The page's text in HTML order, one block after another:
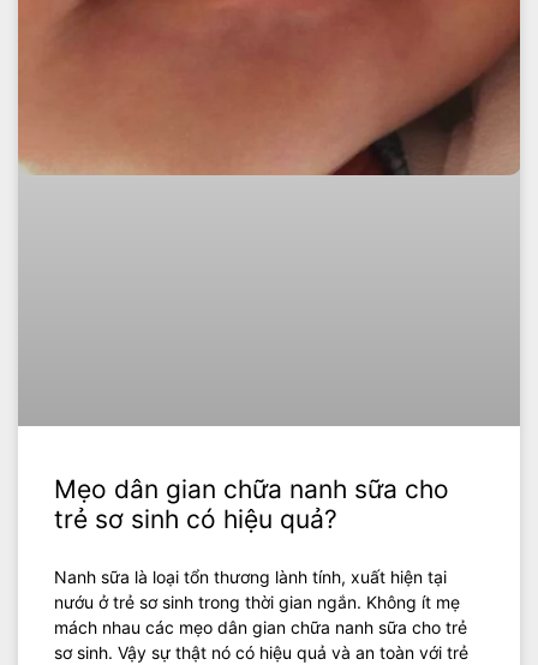
Mẹo dân gian chữa nanh sữa cho
trẻ sơ sinh có hiệu quả?
Nanh sữa là loại tổn thương lành tính, xuất hiện tại
nướu ở trẻ sơ sinh trong thời gian ngắn. Không ít mẹ
mách nhau các mẹo dân gian chữa nanh sữa cho trẻ
sơ sinh. Vậy sự thật nó có hiệu quả và an toàn với trẻ